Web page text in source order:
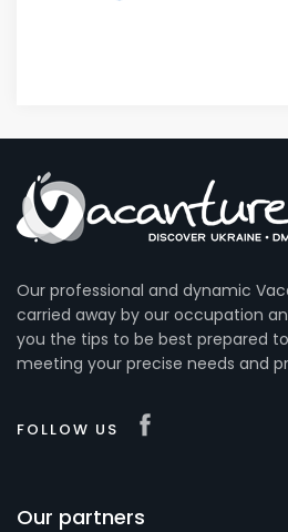
Our professional and dynamic
carried away by our occupation
you the tips to be best prepared
meeting your precise needs and
FOLLOW US
Our partners